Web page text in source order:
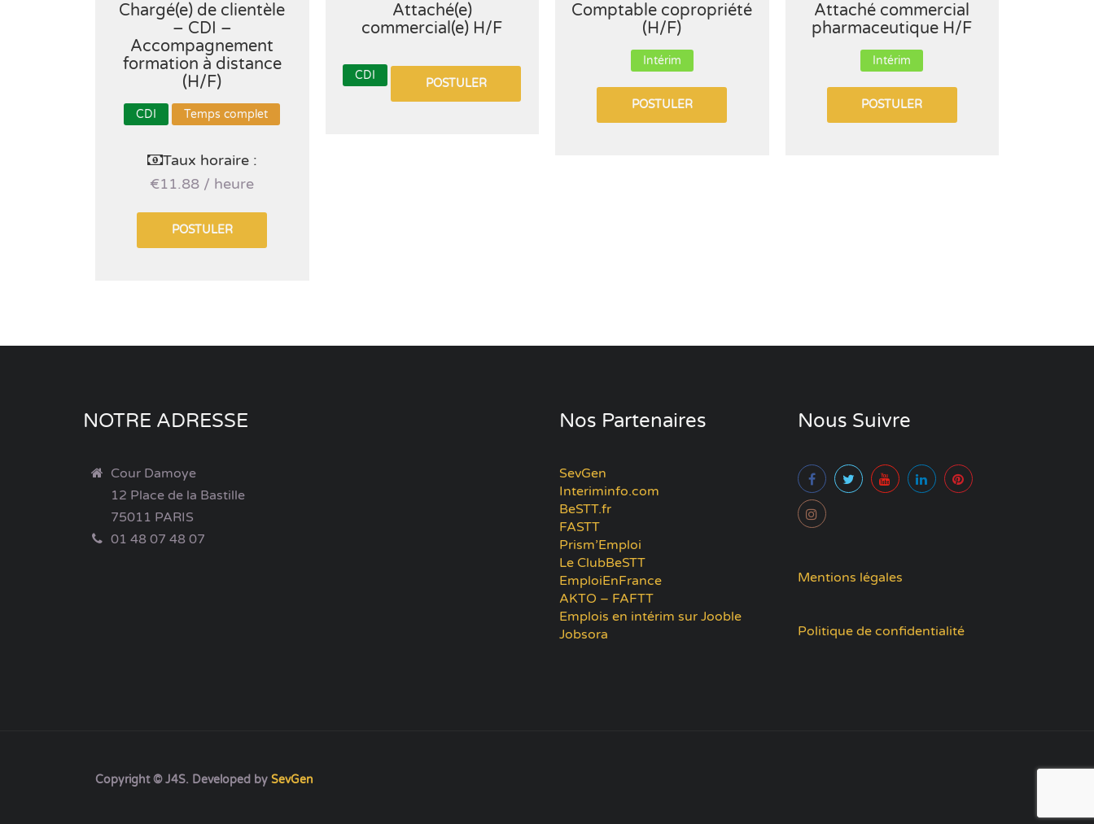
Chargé(e) de clientèle
– CDI –
Accompagnement
formation à distance
(H/F)
CDI Temps complet
Taux horaire :
€11.88 / heure
POSTULER
Attaché(e)
commercial(e) H/F
CDI
POSTULER
Comptable copropriété
(H/F)
Intérim
POSTULER
Attaché commercial
pharmaceutique H/F
Intérim
POSTULER
NOTRE ADRESSE
Cour Damoye
12 Place de la Bastille
75011 PARIS
01 48 07 48 07
Nos Partenaires
SevGen
Interiminfo.com
BeSTT.fr
FASTT
Prism’Emploi
Le ClubBeSTT
EmploiEnFrance
AKTO – FAFTT
Emplois en intérim sur Jooble
Jobsora
Nous Suivre
Mentions légales
Politique de confidentialité
Copyright © J4S. Developed by SevGen